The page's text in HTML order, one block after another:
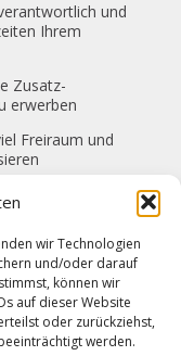
wir Technologien
und/oder darauf
können wir
auf dieser Website
oder zurückziehst,
werden.
und
Ihrem
Zusatz-
erwerben
Freiraum und
Wir freuen uns auf
Zeugnissen und
Sie uns Ihre